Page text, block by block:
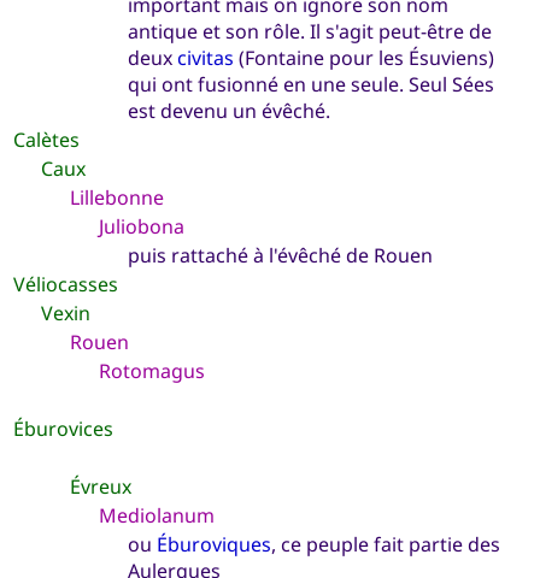
antique et son rôle. Il s'agit peut-être de
deuxcivitas (Fontaine pour les Ésuviens)
qui ont fusionné en une seule. Seul Sées
est devenu un évêché.
Calètes
Caux
Lillebonne
Juliobona
puis rattaché à l'évêché de Rouen
Véliocasses
Vexin
Rouen
Rotomagus
Éburovices
Évreux
Mediolanum
ou Éburoviques, ce peuple fait partie des
Aulerques